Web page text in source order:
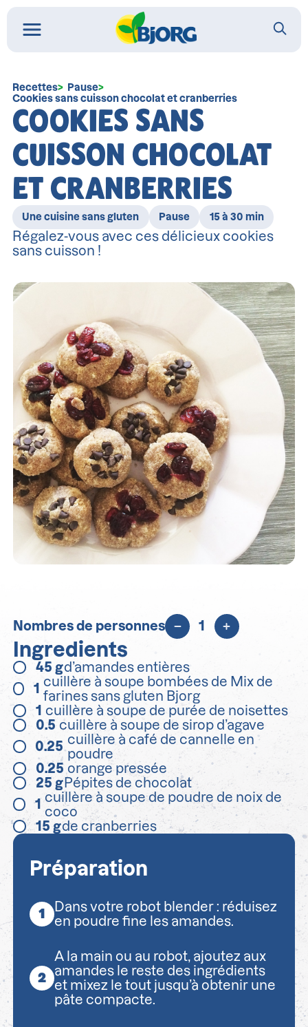
Recettes
Pause
Cookies sans cuisson chocolat et cranberries
COOKIES SANS
CUISSON CHOCOLAT
ET CRANBERRIES
Une cuisine sans gluten Pause 15 à 30 min
Régalez-vous avec ces délicieux cookies
sans cuisson !
Nombres de personnes 1
Ingredients
45 gd’amandes entières
1 cuillère à soupe bombées de Mix de
farines sans gluten Bjorg
1 cuillère à soupe de purée de noisettes
0.5 cuillère à soupe de sirop d’agave
0.25 cuillère à café de cannelle en
poudre
0.25 orange pressée
25 g Pépites de chocolat
1 cuillère à soupe de poudre de noix de
coco
15 gde cranberries
Préparation
Dans votre robot blender : réduisez
en poudre fine les amandes.
A la main ou au robot, ajoutez aux
amandes le reste des ingrédients
et mixez le tout jusqu’à obtenir une
pâte compacte.